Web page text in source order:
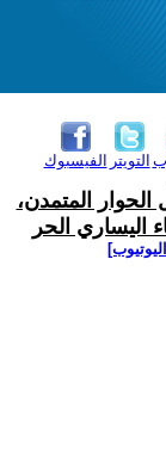
الفيسبوك التويتر
الحوار المتمدن،
اليساري الحر